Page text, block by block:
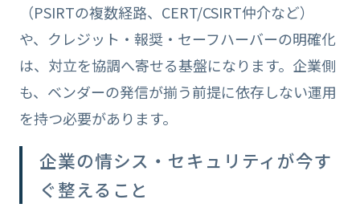
（PSIRTの複数経路、CERT/CSIRT仲介など）
や、クレジット・報奨・セーフハーバーの明確化
は、対立を協調へ寄せる基盤になります。企業側
も、ベンダーの発信が揃う前提に依存しない運用
を持つ必要があります。
企業の情シス・セキュリティが今す
ぐ整えること